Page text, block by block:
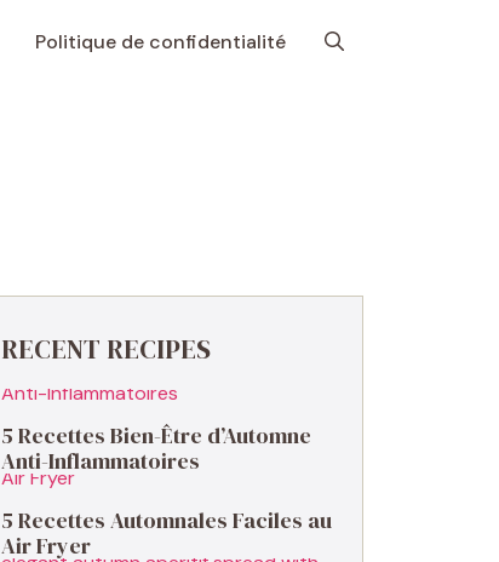
Politique de confidentialité
RECENT RECIPES
5 Recettes Bien-Être d’Automne
Anti-Inflammatoires
5 Recettes Automnales Faciles au
Air Fryer